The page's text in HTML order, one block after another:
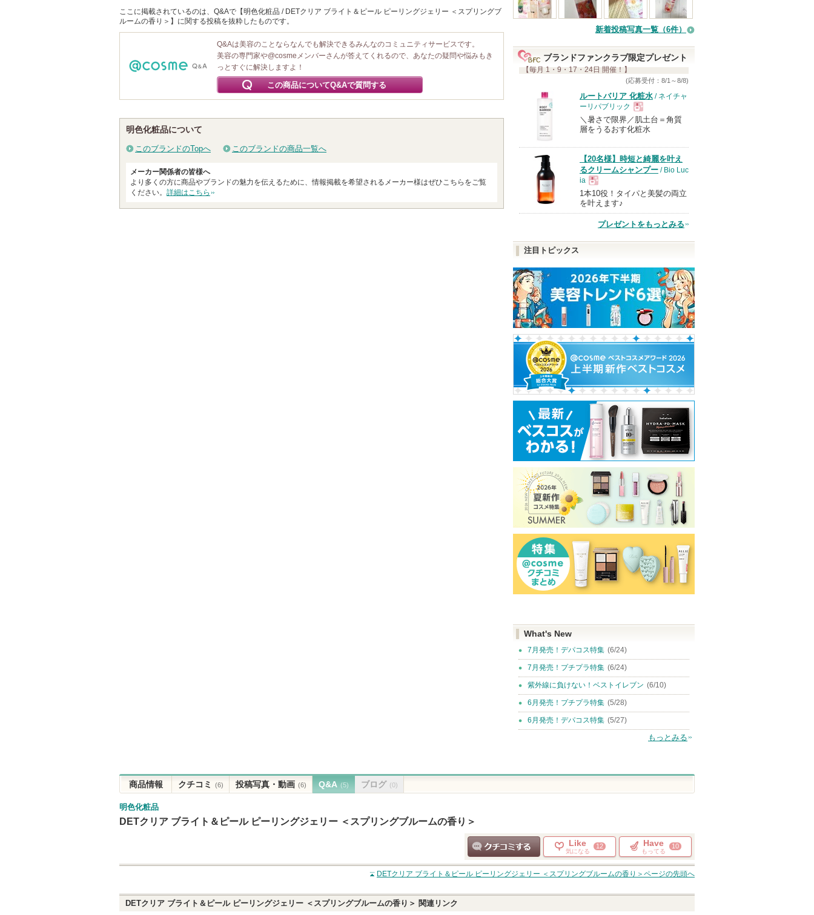
ここに掲載されているのは、Q&Aで【明色化粧品 / DETクリア ブライト＆ピール ピーリングジェリー ＜スプリングブ
ルームの香り＞】に関する投稿を抜粋したものです。
Q&Aは美容のことならなんでも解決できるみんなのコミュニティサービスです。
美容の専門家や@cosmeメンバーさんが答えてくれるので、あなたの疑問や悩みもき
っとすぐに解決しますよ！
この商品についてQ&Aで質問する
明色化粧品について
このブランドのTopへ このブランドの商品一覧へ
メーカー関係者の皆様へ
より多くの方に商品やブランドの魅力を伝えるために、情報掲載を希望されるメーカー様はぜひこちらをご覧
ください。 詳細はこちら
新着投稿写真一覧（6件）
ブランドファンクラブ限定プレゼント
【毎月 1・9・17・24日 開催！】
(応募受付：8/1～8/8)
ルートバリア 化粧水 / ネイチャ
ーリパブリック
現
品
＼暑さで限界／肌土台＝角質
層をうるおす化粧水
【20名様】時短と綺麗を叶え
るクリームシャンプー / Bio Luc
ia
現
1本10役！タイパと美髪の両立
を叶えます♪
プレゼントをもっとみる
注目トピックス
What's New
7月発売！デパコス特集 (6/24)
7月発売！プチプラ特集 (6/24)
紫外線に負けない！ベストイレブン (6/10)
6月発売！プチプラ特集 (5/28)
6月発売！デパコス特集 (5/27)
もっとみる
商品情報 クチコミ (6) 投稿写真・動画 (6) Q&A (5) ブログ (0)
明色化粧品
DETクリア ブライト＆ピール ピーリングジェリー ＜スプリングブルームの香り＞
クチコミする
Like
気になる
12 Have
もってる
10
DETクリア ブライト＆ピール ピーリングジェリー ＜スプリングブルームの香り＞ ページの先頭へ
DETクリア ブライト＆ピール ピーリングジェリー ＜スプリングブルームの香り＞ 関連リンク